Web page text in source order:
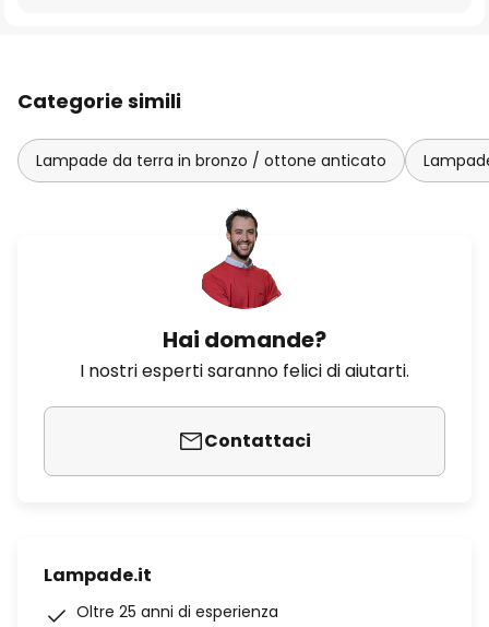
Categorie simili
Lampade da terra in bronzo / ottone anticato
Hai domande?
I nostri esperti saranno felici di aiutarti.
Contattaci
Lampade.it
Oltre 25 anni di esperienza